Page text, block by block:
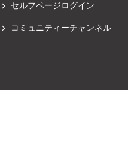
セルフページログイン
コミュニティーチャンネル